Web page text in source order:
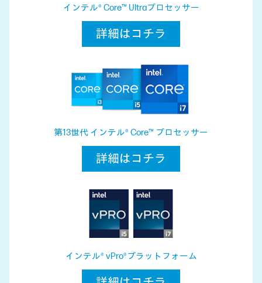
インテル® Core™ Ultraプロセッサー
詳細はコチラ
第13世代 インテル® Core™ プロセッサー
詳細はコチラ
インテル® vPro®プラットフォーム